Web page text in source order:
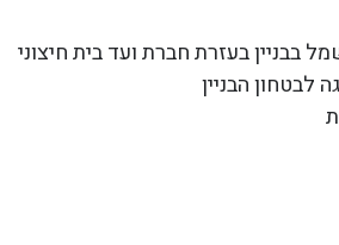
בבניין בעזרת חברת ועד בית חיצוני
לבטחון הבניין